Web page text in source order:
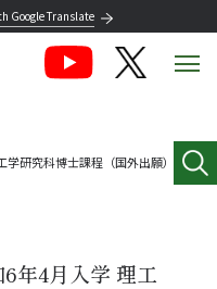
Google Translate
研究科博士課程（国外出願）
年4月入学 理工